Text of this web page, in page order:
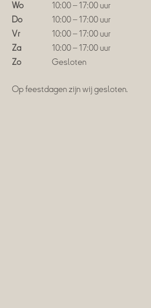
Wo
10:00 – 17:00 uur
Do
10:00 – 17:00 uur
Vr
10:00 – 17:00 uur
Za
10:00 – 17:00 uur
Zo
Gesloten
Op feestdagen zijn wij gesloten.